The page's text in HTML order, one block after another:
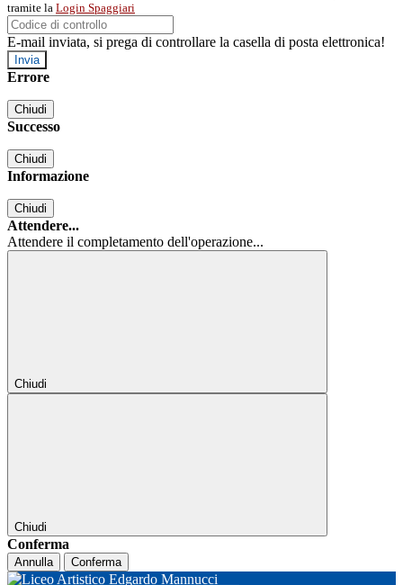
tramite la Login Spaggiari
E-mail inviata, si prega di controllare la casella di posta elettronica!
Errore
Chiudi
Successo
Chiudi
Informazione
Chiudi
Attendere...
Attendere il completamento dell'operazione...
Chiudi
Chiudi
Conferma
Annulla Conferma